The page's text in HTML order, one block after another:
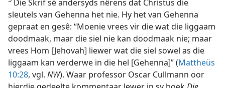
Die Skrif sê andersyds nêrens dat Christus die
sleutels van Gehenna het nie. Hy het van Gehenna
gepraat en gesê: “Moenie vrees vir die wat die liggaam
doodmaak, maar die siel nie kan doodmaak nie; maar
vrees Hom [Jehovah] liewer wat die siel sowel as die
liggaam kan verderwe in die hel [Gehenna]” (Mattheüs
10:28, vgl. NW). Waar professor Oscar Cullmann oor